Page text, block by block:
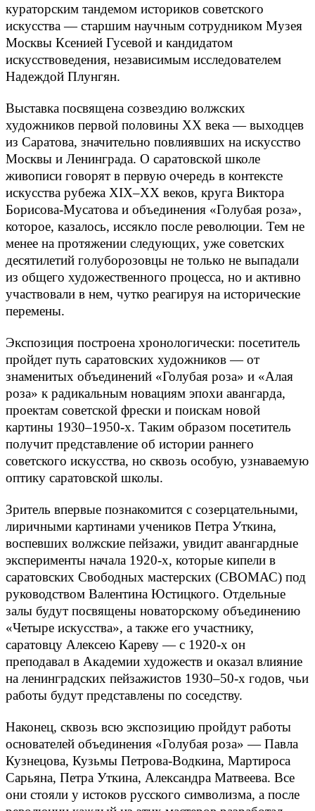
кураторским тандемом историков советского
искусства — старшим научным сотрудником Музея
Москвы Ксенией Гусевой и кандидатом
искусствоведения, независимым исследователем
Надеждой Плунгян.
Выставка посвящена созвездию волжских
художников первой половины XX века — выходцев
из Саратова, значительно повлиявших на искусство
Москвы и Ленинграда. О саратовской школе
живописи говорят в первую очередь в контексте
искусства рубежа XIX–XX веков, круга Виктора
Борисова-Мусатова и объединения «Голубая роза»,
которое, казалось, иссякло после революции. Тем не
менее на протяжении следующих, уже советских
десятилетий голуборозовцы не только не выпадали
из общего художественного процесса, но и активно
участвовали в нем, чутко реагируя на исторические
перемены.
Экспозиция построена хронологически: посетитель
пройдет путь саратовских художников — от
знаменитых объединений «Голубая роза» и «Алая
роза» к радикальным новациям эпохи авангарда,
проектам советской фрески и поискам новой
картины 1930–1950-х. Таким образом посетитель
получит представление об истории раннего
советского искусства, но сквозь особую, узнаваемую
оптику саратовской школы.
Зритель впервые познакомится с созерцательными,
лиричными картинами учеников Петра Уткина,
воспевших волжские пейзажи, увидит авангардные
эксперименты начала 1920-х, которые кипели в
саратовских Свободных мастерских (СВОМАС) под
руководством Валентина Юстицкого. Отдельные
залы будут посвящены новаторскому объединению
«Четыре искусства», а также его участнику,
саратовцу Алексею Кареву — с 1920-х он
преподавал в Академии художеств и оказал влияние
на ленинградских пейзажистов 1930–50-х годов, чьи
работы будут представлены по соседству.
Наконец, сквозь всю экспозицию пройдут работы
основателей объединения «Голубая роза» — Павла
Кузнецова, Кузьмы Петрова-Водкина, Мартироса
Сарьяна, Петра Уткина, Александра Матвеева. Все
они стояли у истоков русского символизма, а после